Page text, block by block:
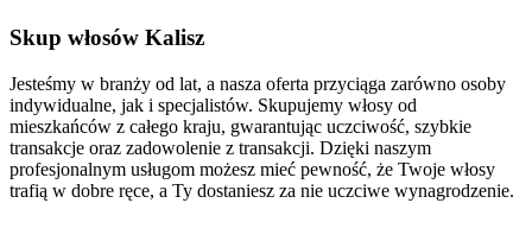
Skup włosów Kalisz
Jesteśmy w branży od lat, a nasza oferta przyciąga zarówno osoby
indywidualne, jak i specjalistów. Skupujemy włosy od
mieszkańców z całego kraju, gwarantując uczciwość, szybkie
transakcje oraz zadowolenie z transakcji. Dzięki naszym
profesjonalnym usługom możesz mieć pewność, że Twoje włosy
trafią w dobre ręce, a Ty dostaniesz za nie uczciwe wynagrodzenie.